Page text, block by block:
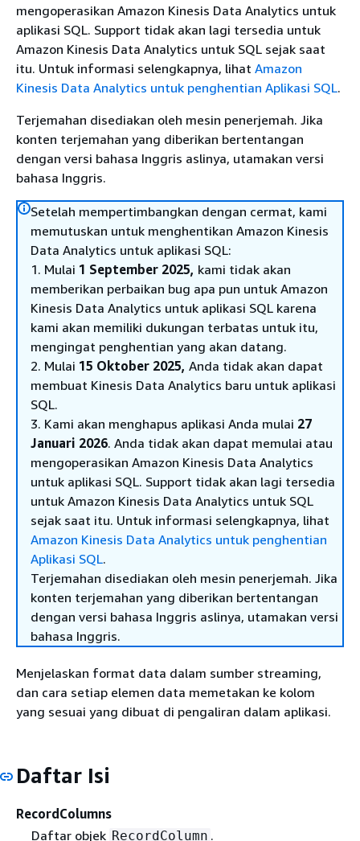
mengoperasikan Amazon Kinesis Data Analytics untuk
aplikasi SQL. Support tidak akan lagi tersedia untuk
Amazon Kinesis Data Analytics untuk SQL sejak saat
itu. Untuk informasi selengkapnya, lihat Amazon
Kinesis Data Analytics untuk penghentian Aplikasi SQL.
Terjemahan disediakan oleh mesin penerjemah. Jika
konten terjemahan yang diberikan bertentangan
dengan versi bahasa Inggris aslinya, utamakan versi
bahasa Inggris.
Setelah mempertimbangkan dengan cermat, kami
memutuskan untuk menghentikan Amazon Kinesis
Data Analytics untuk aplikasi SQL:
1. Mulai 1 September 2025, kami tidak akan
memberikan perbaikan bug apa pun untuk Amazon
Kinesis Data Analytics untuk aplikasi SQL karena
kami akan memiliki dukungan terbatas untuk itu,
mengingat penghentian yang akan datang.
2. Mulai 15 Oktober 2025, Anda tidak akan dapat
membuat Kinesis Data Analytics baru untuk aplikasi
SQL.
3. Kami akan menghapus aplikasi Anda mulai 27
Januari 2026. Anda tidak akan dapat memulai atau
mengoperasikan Amazon Kinesis Data Analytics
untuk aplikasi SQL. Support tidak akan lagi tersedia
untuk Amazon Kinesis Data Analytics untuk SQL
sejak saat itu. Untuk informasi selengkapnya, lihat
Amazon Kinesis Data Analytics untuk penghentian
Aplikasi SQL.
Terjemahan disediakan oleh mesin penerjemah. Jika
konten terjemahan yang diberikan bertentangan
dengan versi bahasa Inggris aslinya, utamakan versi
bahasa Inggris.
Menjelaskan format data dalam sumber streaming,
dan cara setiap elemen data memetakan ke kolom
yang sesuai yang dibuat di pengaliran dalam aplikasi.
Daftar Isi
RecordColumns
Daftar objek RecordColumn .